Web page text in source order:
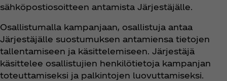
sähköpostiosoitteen antamista Järjestäjälle.
Osallistumalla kampanjaan, osallistuja antaa
Järjestäjälle suostumuksen antamiensa tietojen
tallentamiseen ja käsittelemiseen. Järjestäjä
käsittelee osallistujien henkilötietoja kampanjan
toteuttamiseksi ja palkintojen luovuttamiseksi.